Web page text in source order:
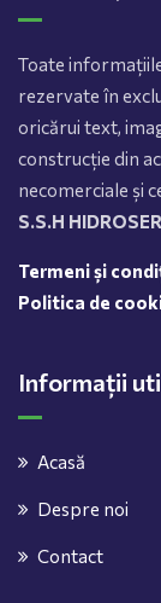
Toate
rezervate în
oricărui text,
construcție din
necomerciale și
S.S.H
Termeni și
Politica de
Informații
Acasă
Despre noi
Contact